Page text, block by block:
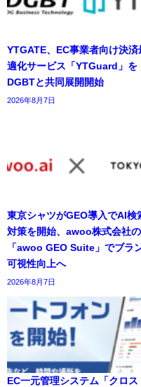
YTGATE、EC事業者向け決済
適化サービス「YTGuard」を
DGBTと共同展開開始
2026年8月7日
東京シャツがGEO導入でAI検
対策を開始、awoo株式会社の
「awoo GEO Suite」でブラ
可視性向上へ
2026年8月7日
EC一元管理システム「クロス